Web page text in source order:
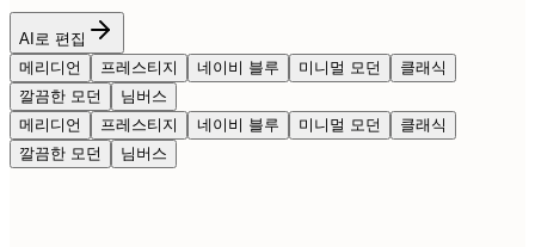
AI로 편집
메리디언
프레스티지 네이비 블루 미니멀 모던
클래식
깔끔한 모던
님버스
메리디언
프레스티지 네이비 블루 미니멀 모던
클래식
깔끔한 모던
님버스